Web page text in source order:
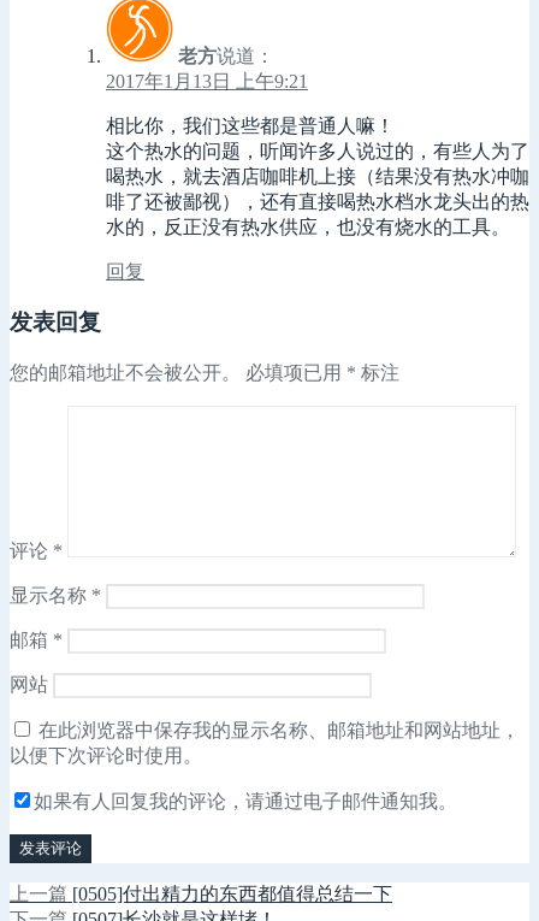
老方说道：
2017年1月13日 上午9:21
相比你，我们这些都是普通人嘛！
这个热水的问题，听闻许多人说过的，有些人为了
喝热水，就去酒店咖啡机上接（结果没有热水冲咖
啡了还被鄙视），还有直接喝热水档水龙头出的热
水的，反正没有热水供应，也没有烧水的工具。
回复
发表回复
您的邮箱地址不会被公开。 必填项已用 * 标注
评论 *
显示名称 *
邮箱 *
网站
在此浏览器中保存我的显示名称、邮箱地址和网站地址，
以便下次评论时使用。
如果有人回复我的评论，请通过电子邮件通知我。
文
上一篇 上
[0505]付出精力的东西都值得总结一下